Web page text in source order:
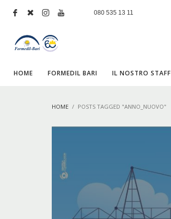
080 535 13 11
HOME FORMEDIL BARI IL NOSTRO STAFF
HOME POSTS TAGGED "ANNO_NUOVO"